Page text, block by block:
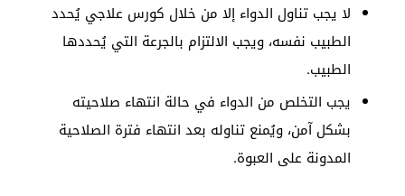
لا يجب تناول الدواء إلا من خلال كورس علاجي يُحدد
الطبيب نفسه، ويجب الالتزام بالجرعة التي يُحددها
الطبيب.
يجب التخلص من الدواء في حالة انتهاء صلاحيته
بشكل آمن، ويُمنع تناوله بعد انتهاء فترة الصلاحية
المدونة على العبوة.